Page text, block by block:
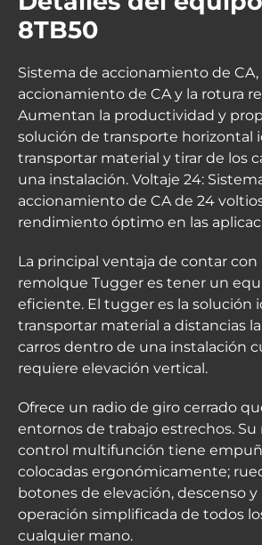
8TB50
Sistema de accionamiento de
accionamiento de CA y la rotura
Aumentan la productividad y
solución de transporte horizontal
transportar material y tirar de los
una instalación. Voltaje 24:
accionamiento de CA de 24
rendimiento óptimo en las
La principal ventaja de contar
remolque Tugger es tener un
eficiente. El tugger es la solución
transportar material a distancias
carros dentro de una instalación
requiere elevación vertical.
Ofrece un radio de giro cerrado
entornos de trabajo estrechos. Su
control multifunción tiene
colocadas ergonómicamente;
botones de elevación, descenso y
operación simplificada de todos
cualquier mano.